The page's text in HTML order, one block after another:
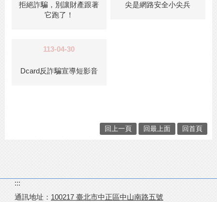
拒絕詐騙，別讓財產跟著
它跑了！
尖是網路安全小尖兵
113-04-30
Dcard反詐騙宣導短影音
回上一頁 回最上面 回首頁
:::
通訊地址： 100217 臺北市中正區中山南路五號